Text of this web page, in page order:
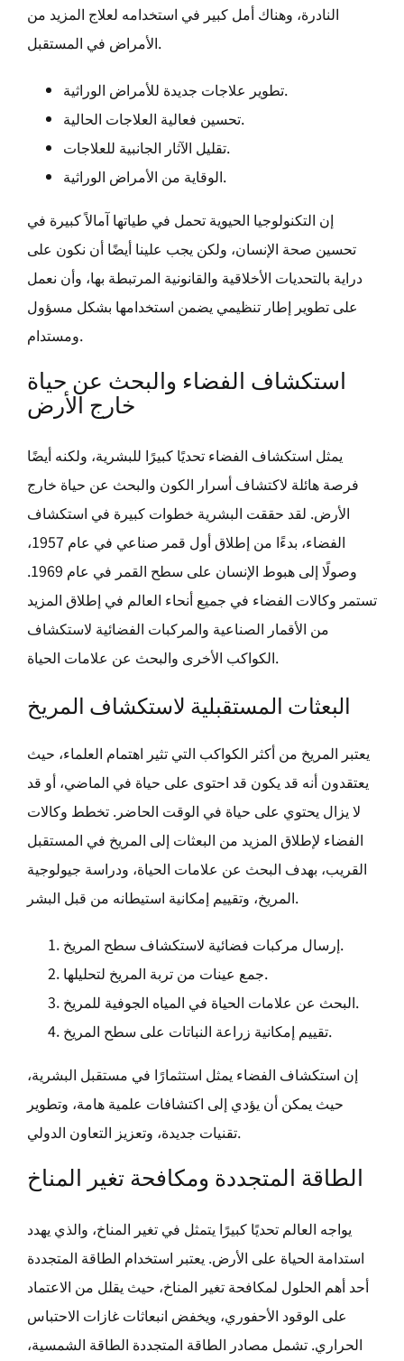
النادرة، وهناك أمل كبير في استخدامه لعلاج المزيد من
الأمراض في المستقبل.
تطوير علاجات جديدة للأمراض الوراثية.
تحسين فعالية العلاجات الحالية.
تقليل الآثار الجانبية للعلاجات.
الوقاية من الأمراض الوراثية.
إن التكنولوجيا الحيوية تحمل في طياتها آمالاً كبيرة في
تحسين صحة الإنسان، ولكن يجب علينا أيضًا أن نكون على
دراية بالتحديات الأخلاقية والقانونية المرتبطة بها، وأن نعمل
على تطوير إطار تنظيمي يضمن استخدامها بشكل مسؤول
ومستدام.
استكشاف الفضاء والبحث عن حياة
خارج الأرض
يمثل استكشاف الفضاء تحديًا كبيرًا للبشرية، ولكنه أيضًا
فرصة هائلة لاكتشاف أسرار الكون والبحث عن حياة خارج
الأرض. لقد حققت البشرية خطوات كبيرة في استكشاف
الفضاء، بدءًا من إطلاق أول قمر صناعي في عام 1957،
وصولًا إلى هبوط الإنسان على سطح القمر في عام 1969.
تستمر وكالات الفضاء في جميع أنحاء العالم في إطلاق المزيد
من الأقمار الصناعية والمركبات الفضائية لاستكشاف
الكواكب الأخرى والبحث عن علامات الحياة.
البعثات المستقبلية لاستكشاف المريخ
يعتبر المريخ من أكثر الكواكب التي تثير اهتمام العلماء، حيث
يعتقدون أنه قد يكون قد احتوى على حياة في الماضي، أو قد
لا يزال يحتوي على حياة في الوقت الحاضر. تخطط وكالات
الفضاء لإطلاق المزيد من البعثات إلى المريخ في المستقبل
القريب، بهدف البحث عن علامات الحياة، ودراسة جيولوجية
المريخ، وتقييم إمكانية استيطانه من قبل البشر.
إرسال مركبات فضائية لاستكشاف سطح المريخ.
جمع عينات من تربة المريخ لتحليلها.
البحث عن علامات الحياة في المياه الجوفية للمريخ.
تقييم إمكانية زراعة النباتات على سطح المريخ.
إن استكشاف الفضاء يمثل استثمارًا في مستقبل البشرية،
حيث يمكن أن يؤدي إلى اكتشافات علمية هامة، وتطوير
تقنيات جديدة، وتعزيز التعاون الدولي.
الطاقة المتجددة ومكافحة تغير المناخ
يواجه العالم تحديًا كبيرًا يتمثل في تغير المناخ، والذي يهدد
استدامة الحياة على الأرض. يعتبر استخدام الطاقة المتجددة
أحد أهم الحلول لمكافحة تغير المناخ، حيث يقلل من الاعتماد
على الوقود الأحفوري، ويخفض انبعاثات غازات الاحتباس
الحراري. تشمل مصادر الطاقة المتجددة الطاقة الشمسية،